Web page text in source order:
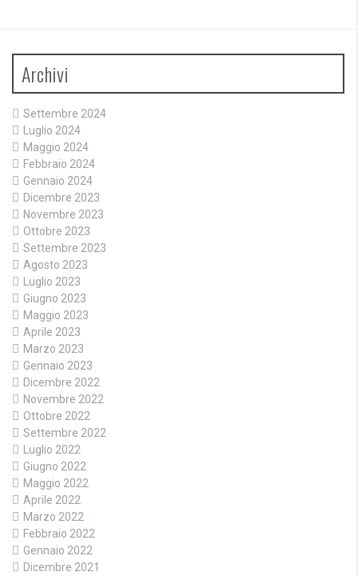
Archivi
Settembre 2024
Luglio 2024
Maggio 2024
Febbraio 2024
Gennaio 2024
Dicembre 2023
Novembre 2023
Ottobre 2023
Settembre 2023
Agosto 2023
Luglio 2023
Giugno 2023
Maggio 2023
Aprile 2023
Marzo 2023
Gennaio 2023
Dicembre 2022
Novembre 2022
Ottobre 2022
Settembre 2022
Luglio 2022
Giugno 2022
Maggio 2022
Aprile 2022
Marzo 2022
Febbraio 2022
Gennaio 2022
Dicembre 2021